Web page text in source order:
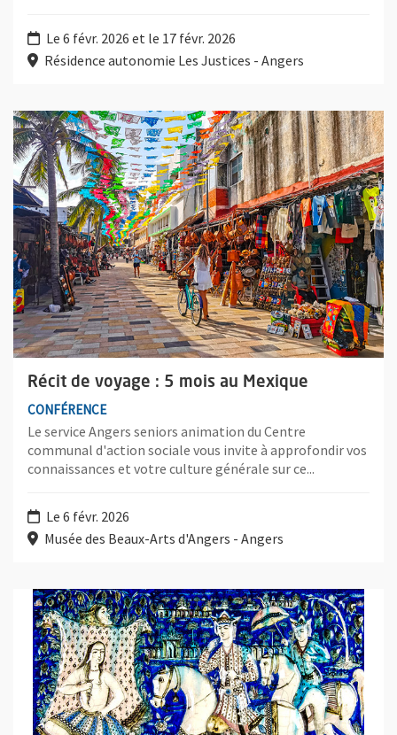
Le 6 févr. 2026 et le 17 févr. 2026
Résidence autonomie Les Justices - Angers
Récit de voyage : 5 mois au Mexique
CONFÉRENCE
Le service Angers seniors animation du Centre
communal d'action sociale vous invite à approfondir vos
connaissances et votre culture générale sur ce...
Le 6 févr. 2026
Musée des Beaux-Arts d'Angers - Angers
Plus d'information sur l'évènement : Récit de voyage : 5 mois au
Plus d'information sur l'évènement : Amour courtois et